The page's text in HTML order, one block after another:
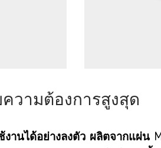
วามต้องการสูงสุด
นได้อย่างลงตัว ผลิตจากแผ่น